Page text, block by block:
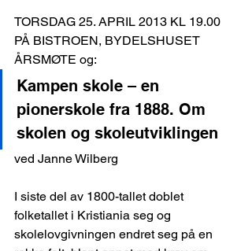
TORSDAG 25. APRIL 2013 KL 19.00
PÅ BISTROEN, BYDELSHUSET
ÅRSMØTE og:
Kampen skole – en
pionerskole fra 1888. Om
skolen og skoleutviklingen
ved Janne Wilberg
I siste del av 1800-tallet doblet
folketallet i Kristiania seg og
skolelovgivningen endret seg på en